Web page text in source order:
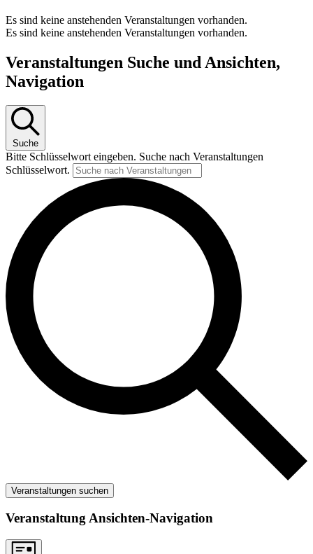
Es sind keine anstehenden Veranstaltungen vorhanden.
Es sind keine anstehenden Veranstaltungen vorhanden.
Veranstaltungen Suche und Ansichten,
Navigation
Suche
Bitte Schlüsselwort eingeben. Suche nach Veranstaltungen
Schlüsselwort.
Veranstaltungen suchen
Veranstaltung Ansichten-Navigation